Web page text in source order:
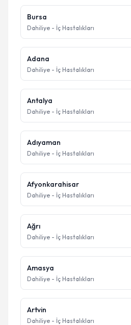
Bursa
Dahiliye - İç Hastalıkları
Adana
Dahiliye - İç Hastalıkları
Antalya
Dahiliye - İç Hastalıkları
Adıyaman
Dahiliye - İç Hastalıkları
Afyonkarahisar
Dahiliye - İç Hastalıkları
Ağrı
Dahiliye - İç Hastalıkları
Amasya
Dahiliye - İç Hastalıkları
Artvin
Dahiliye - İç Hastalıkları